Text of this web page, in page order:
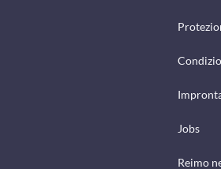
Jobs
Reimo